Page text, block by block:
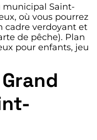
municipal Saint-
où vous pourrez
cadre verdoyant et
de pêche). Plan
pour enfants, jeu